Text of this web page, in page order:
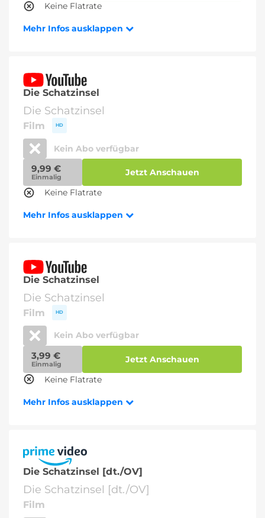
Keine Flatrate
Mehr Infos ausklappen
Die Schatzinsel
Die Schatzinsel
Film HD
Kein Abo verfügbar
9,99 €
Einmalig
Jetzt Anschauen
Keine Flatrate
Mehr Infos ausklappen
Die Schatzinsel
Die Schatzinsel
Film HD
Kein Abo verfügbar
3,99 €
Einmalig
Jetzt Anschauen
Keine Flatrate
Mehr Infos ausklappen
Die Schatzinsel [dt./OV]
Die Schatzinsel [dt./OV]
Film